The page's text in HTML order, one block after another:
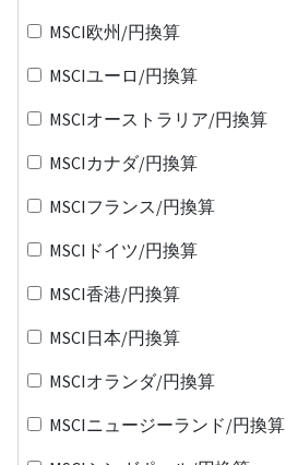
MSCI欧州/円換算
MSCIユーロ/円換算
MSCIオーストラリア/円換算
MSCIカナダ/円換算
MSCIフランス/円換算
MSCIドイツ/円換算
MSCI香港/円換算
MSCI日本/円換算
MSCIオランダ/円換算
MSCIニュージーランド/円換算